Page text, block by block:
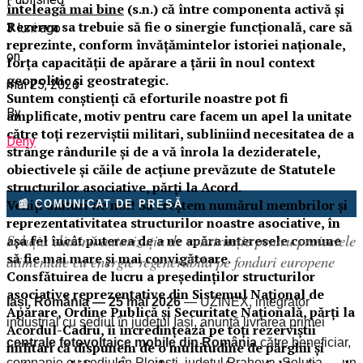
înteleagă mai bine (s.n.) că între componenta activă şi
Rezerva sa trebuie să fie o sinergie funcţională, care să
reprezinte, conform învăţămintelor istoriei naţionale,
forţa capacităţii de apărare a ţării în noul context
geopolitic şi geostrategic.
Suntem conștienți că eforturile noastre pot fi
amplificate, motiv pentru care facem un apel la unitate
către toți rezerviștii militari, subliniind necesitatea de a
strânge rândurile și de a vă înrola la dezideratele,
obiectivele și căile de acțiune prevăzute de Statutele
structurilor asociative, părți la Acord.
Veniți alături de noi! Să creștem numărul membrilor și
reprezentativitatea structurilor noastre asociative, în
așa fel încât puterea de a ne apăra interesele comune
să fie mai mare și mai convigătoare.
Consfătuirea de lucru a președinților structurilor
asociative reprezentative din Sistemul Național de
Apărare, Ordine Publică și Securitate Națională, părţi la
Acordul-Cadru, îi încredințează pe toți rezerviștii
militari că dispunem de o multitudine de părghii și
3 luni ago
on
mai 25, 2026
By
Deny
📰 COMUNICAT DE PRESĂ
Soluția elimină autorizația de construcție pentru proiectele
alimentate cu energie regenerabilă pe fonduri europene
Iași, România — 25 mai 2026— UZINEX, integrator
industrial cu sediul în județul Iași, anunță livrarea primei
centrale fotovoltaice mobile din România către beneficiar,